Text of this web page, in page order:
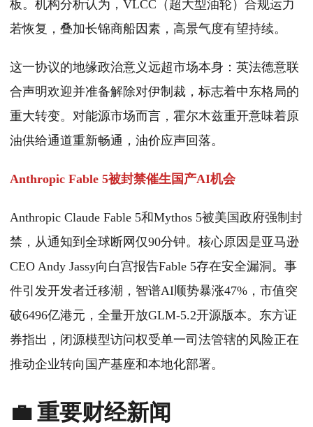
板。机构分析认为，VLCC（超大型油轮）合规运力
若恢复，叠加长锦商船因素，高景气度有望持续。
这一协议的地缘政治意义远超市场本身：英法德意联
合声明欢迎并准备解除对伊制裁，标志着中东格局的
重大转变。对能源市场而言，霍尔木兹重开意味着原
油供给通道重新畅通，油价应声回落。
Anthropic Fable 5被封禁催生国产AI机会
Anthropic Claude Fable 5和Mythos 5被美国政府强制封
禁，从通知到全球断网仅90分钟。核心原因是亚马逊
CEO Andy Jassy向白宫报告Fable 5存在安全漏洞。事
件引发开发者迁移潮，智谱AI顺势暴涨47%，市值突
破6496亿港元，全量开放GLM-5.2开源版本。东方证
券指出，闭源模型访问权受单一司法管辖的风险正在
推动企业转向国产基座和本地化部署。
💼 重要财经新闻